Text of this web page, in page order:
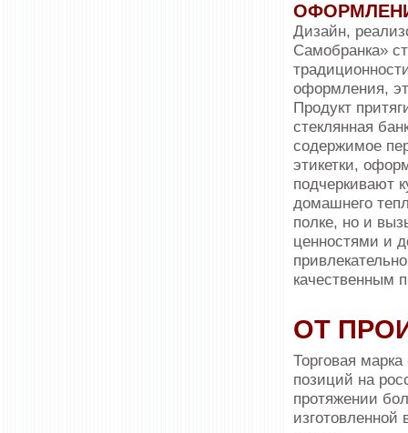
Дизайн,
Самобранка»
оформления,
Продукт
стеклянная
содержимое
этикетки,
подчеркивают
домашнего
полке, но и
ценностями и
качественным
ОТ
Торговая
позиций на
протяжении